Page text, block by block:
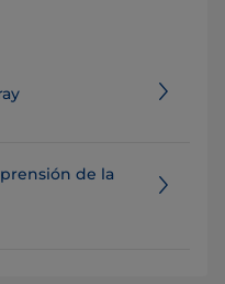
de la